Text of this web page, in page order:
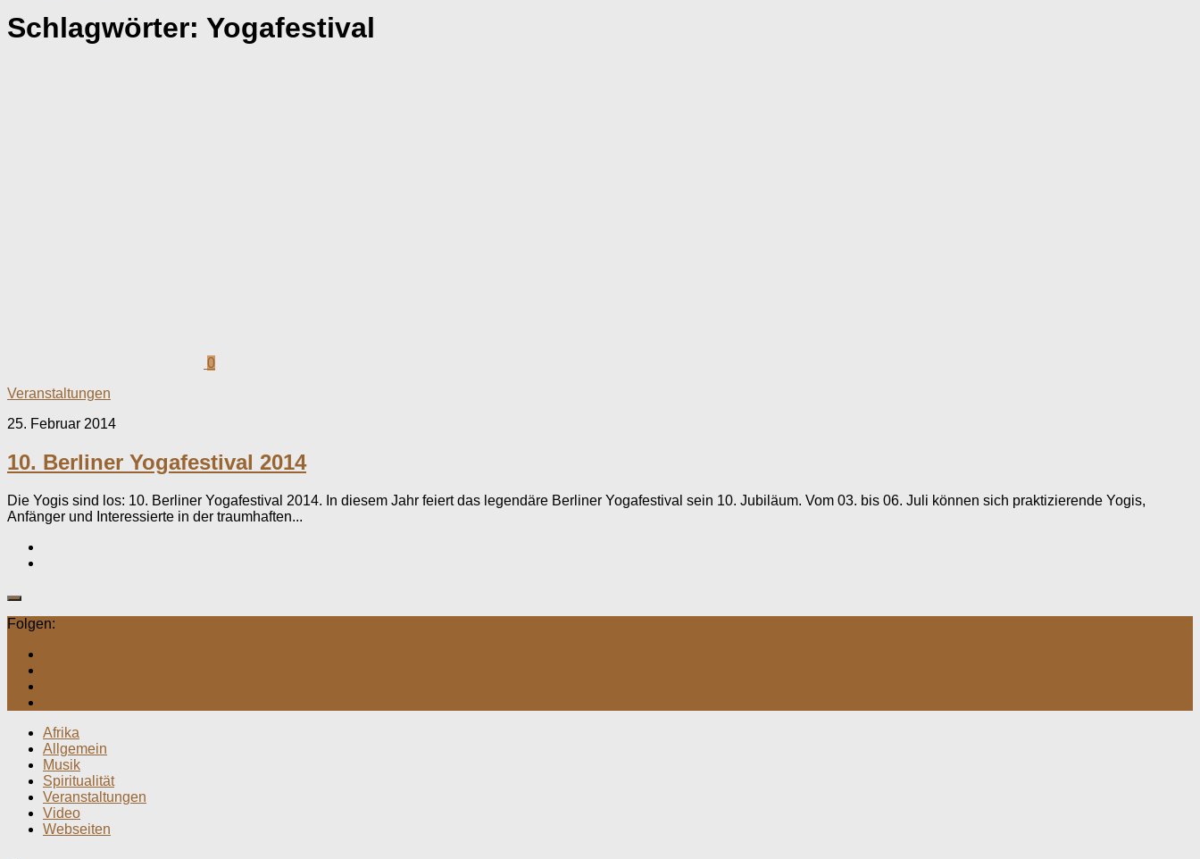
Schlagwörter: Yogafestival
0
Veranstaltungen
25. Februar 2014
10. Berliner Yogafestival 2014
Die Yogis sind los: 10. Berliner Yogafestival 2014. In diesem Jahr feiert das legendäre Berliner Yogafestival sein 10. Jubiläum. Vom 03. bis 06. Juli können sich praktizierende Yogis,
Anfänger und Interessierte in der traumhaften...
Folgen:
Afrika
Allgemein
Musik
Spiritualität
Veranstaltungen
Video
Webseiten